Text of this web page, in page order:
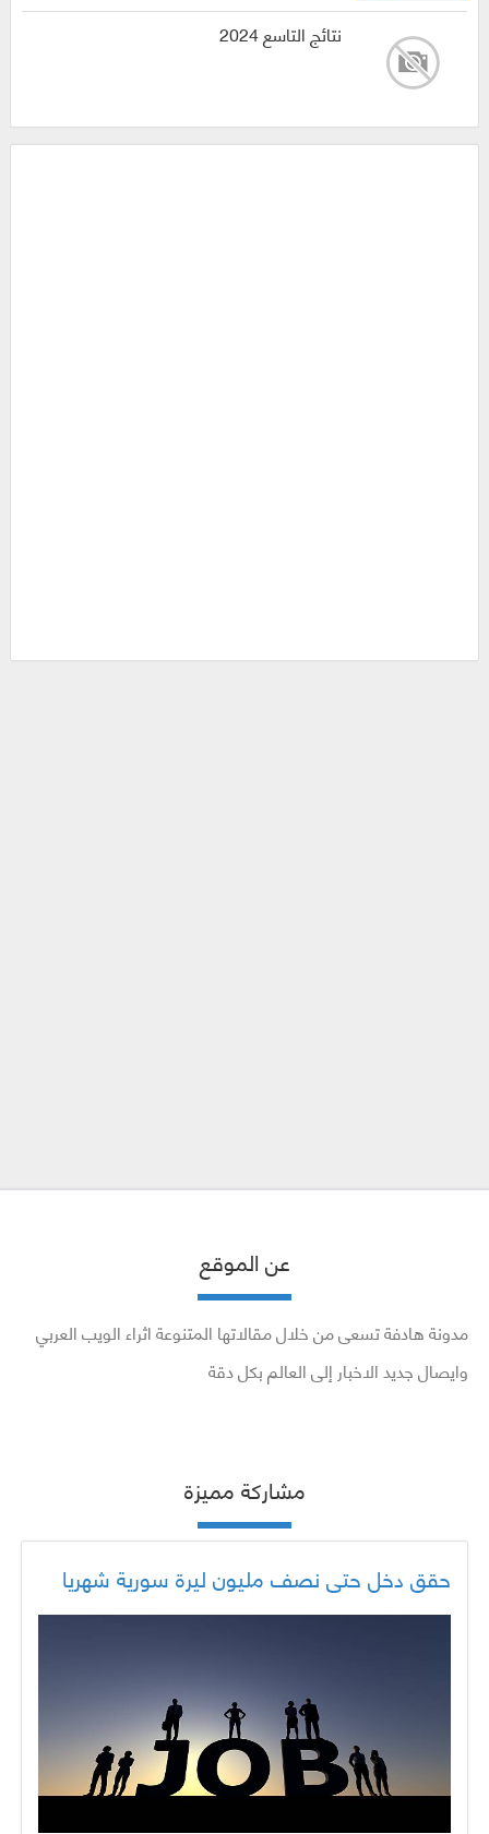
نتائج التاسع 2024
عن الموقع
مدونة هادفة تسعى من خلال مقالاتها المتنوعة اثراء الويب العربي
وايصال جديد الاخبار إلى العالم بكل دقة
مشاركة مميزة
حقق دخل حتى نصف مليون ليرة سورية شهريا